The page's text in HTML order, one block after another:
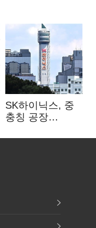
SK하이닉스, 중
충칭 공장
검토?…“확정된